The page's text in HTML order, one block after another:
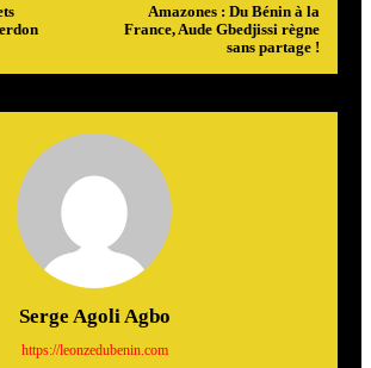
Amazones : Du Bénin à la
France, Aude Gbedjissi règne
sans partage !
Serge Agoli Agbo
https://leonzedubenin.com